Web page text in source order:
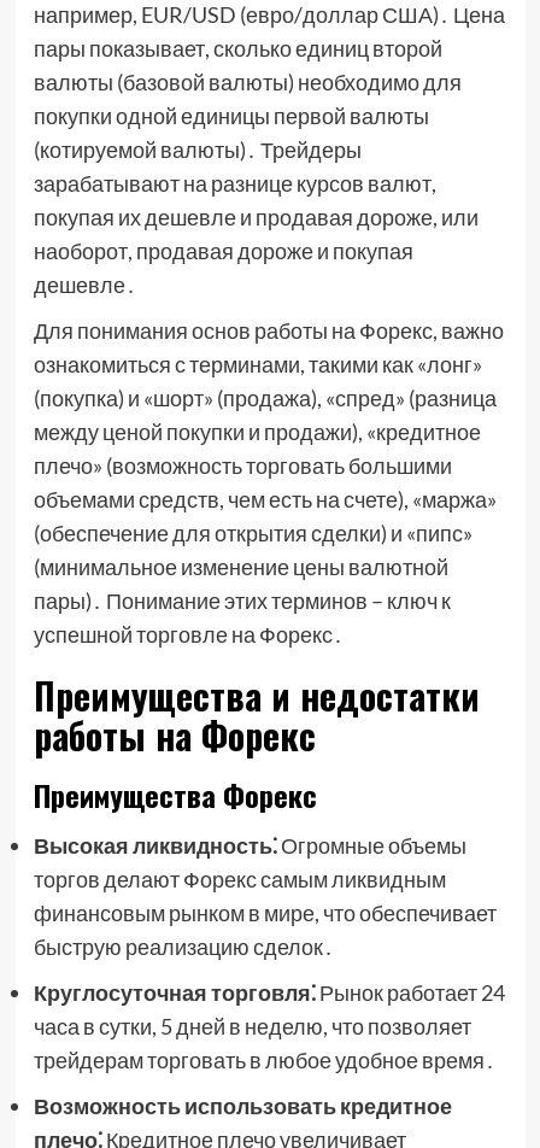
например, EUR/USD (евро/доллар США)․ Цена
пары показывает, сколько единиц второй
валюты (базовой валюты) необходимо для
покупки одной единицы первой валюты
(котируемой валюты)․ Трейдеры
зарабатывают на разнице курсов валют,
покупая их дешевле и продавая дороже, или
наоборот, продавая дороже и покупая
дешевле․
Для понимания основ работы на Форекс, важно
ознакомиться с терминами, такими как «лонг»
(покупка) и «шорт» (продажа), «спред» (разница
между ценой покупки и продажи), «кредитное
плечо» (возможность торговать большими
объемами средств, чем есть на счете), «маржа»
(обеспечение для открытия сделки) и «пипс»
(минимальное изменение цены валютной
пары)․ Понимание этих терминов – ключ к
успешной торговле на Форекс․
Преимущества и недостатки
работы на Форекс
Преимущества Форекс
Высокая ликвидность⁚Огромные объемы
торгов делают Форекс самым ликвидным
финансовым рынком в мире, что обеспечивает
быструю реализацию сделок․
Круглосуточная торговля⁚Рынок работает 24
часа в сутки, 5 дней в неделю, что позволяет
трейдерам торговать в любое удобное время․
Возможность использовать кредитное
плечо⁚Кредитное плечо увеличивает